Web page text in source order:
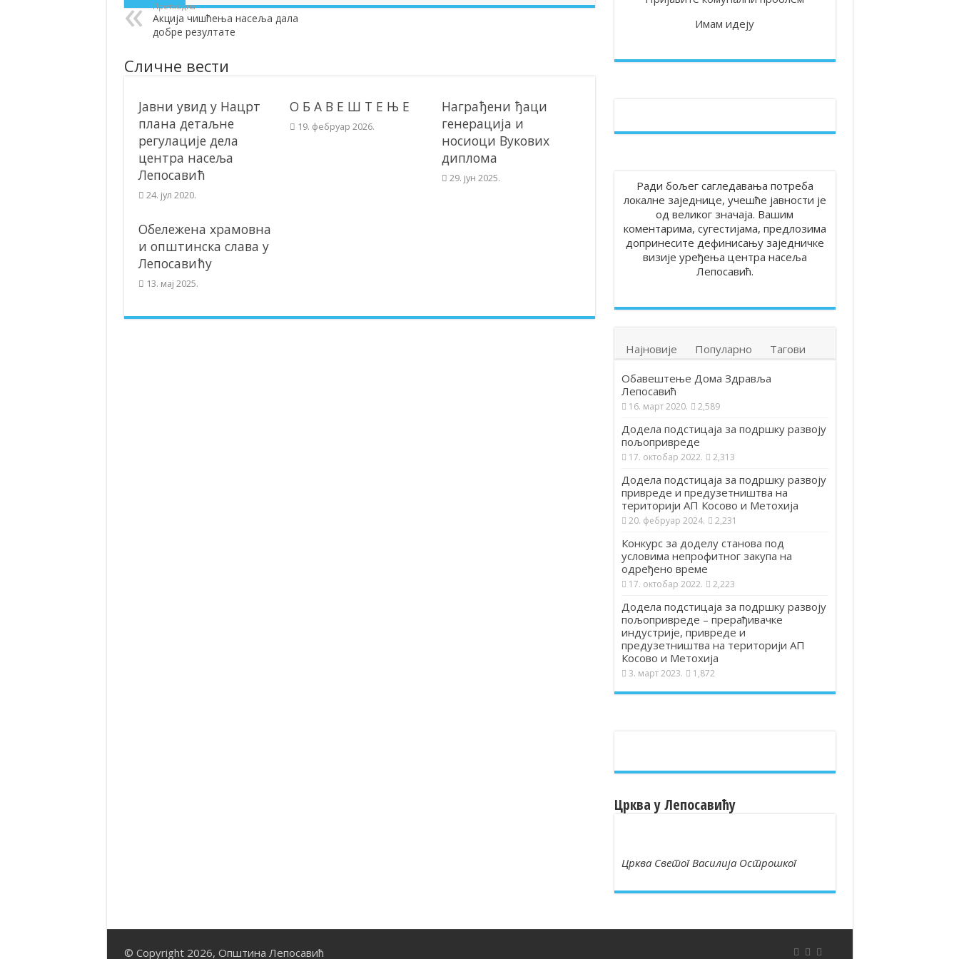
Полагањем венаца и свечаном академијом у Сочаници обележена 107.годишњица Топличког устанка
Братске и пријатељске општине и грдови уручили поклон пакетиће малишанима из предшколских установа на територији општине Лепосавић
ОБАВЕШТЕЊЕ – Бесплатан СкиПас 2024
Претходна
Акција чишћења насеља дала
добре резултате
Сличне вести
Јавни увид у Нацрт
плана детаљне
регулације дела
центра насеља
Лепосавић
24. јул 2020.
О Б А В Е Ш Т Е Њ Е
19. фебруар 2026.
Награђени ђаци
генерација и
носиоци Вукових
диплома
29. јун 2025.
Обележена храмовна
и општинска слава у
Лепосавићу
13. мај 2025.
Имам идеју
Ради бољег сагледавања потреба
локалне заједнице, учешће јавности је
од великог значаја. Вашим
коментарима, сугестијама, предлозима
допринесите дефинисању заједничке
визије уређења центра насеља
Лепосавић.
Најновије Популарно Тагови
Обавештење Дома Здравља
Лепосавић
16. март 2020. 2,589
Додела подстицаја за подршку развоју
пољопривреде
17. октобар 2022. 2,313
Додела подстицаја за подршку развоју
привреде и предузетништва на
територији АП Косово и Метохија
20. фебруар 2024. 2,231
Конкурс за доделу станова под
условима непрофитног закупа на
одређено време
17. октобар 2022. 2,223
Додела подстицаја за подршку развоју
пољопривреде – прерађивачке
индустрије, привреде и
предузетништва на територији АП
Косово и Метохија
3. март 2023. 1,872
Црква у Лепосавићу
Црква Светог Василија Острошког
© Copyright 2026, Општина Лепосавић